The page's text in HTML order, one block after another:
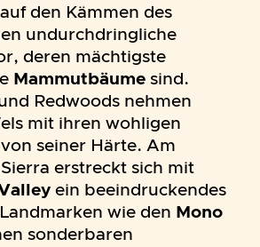
den Kämmen des
undurchdringliche
deren mächtigste
Mammutbäume sind.
Redwoods nehmen
mit ihren wohligen
seiner Härte. Am
erstreckt sich mit
ein beeindruckendes
wie den Mono
sonderbaren